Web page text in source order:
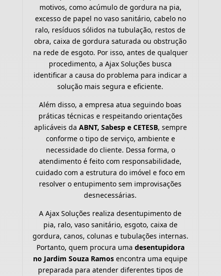
motivos, como acúmulo de gordura na pia,
excesso de papel no vaso sanitário, cabelo no
ralo, resíduos sólidos na tubulação, restos de
obra, caixa de gordura saturada ou obstrução
na rede de esgoto. Por isso, antes de qualquer
procedimento, a Ajax Soluções busca
identificar a causa do problema para indicar a
solução mais segura e eficiente.
Além disso, a empresa atua seguindo boas
práticas técnicas e respeitando orientações
aplicáveis da ABNT, Sabesp e CETESB, sempre
conforme o tipo de serviço, ambiente e
necessidade do cliente. Dessa forma, o
atendimento é feito com responsabilidade,
cuidado com a estrutura do imóvel e foco em
resolver o entupimento sem improvisações
desnecessárias.
A Ajax Soluções realiza desentupimento de
pia, ralo, vaso sanitário, esgoto, caixa de
gordura, canos, colunas e tubulações internas.
Portanto, quem procura uma desentupidora
no Jardim Souza Ramos encontra uma equipe
preparada para atender diferentes tipos de